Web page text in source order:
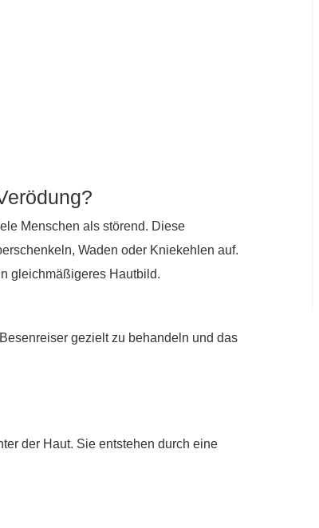
Menschen als störend. Diese
Waden oder Kniekehlen auf.
gleichmäßigeres Hautbild.
gezielt zu behandeln und das
der Haut. Sie entstehen durch eine